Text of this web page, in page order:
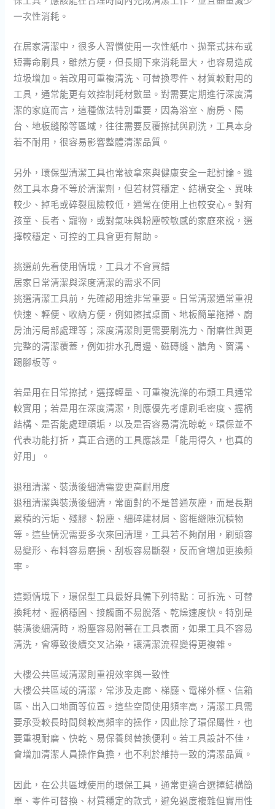
一次性消耗。
在居家清潔中，很多人習慣使用一次性紙巾、拋棄式抹布或
短壽命刷具，雖然方便，但長期下來消耗量大，也容易造成
垃圾增加。若改用可重複清洗、可替換零件、材質較耐用的
工具，通常能更有效控制耗材數量。對需要定期進行深度清
潔的家庭而言，這種做法特別重要，因為浴室、廚房、陽
台、地板縫隙等區域，往往需要反覆擦拭與刷洗，工具本身
若不耐用，很容易影響整體清潔品質。
另外，環保型清潔工具也常被拿來與健康安全一起討論。雖
然工具本身不等於清潔劑，但若材質穩定、結構安全、異味
較少、掉毛或碎裂風險較低，通常在使用上也較安心。對有
孩童、長者、寵物，或對氣味與粉塵較敏感的家庭來說，選
擇較穩定、可控的工具會更有幫助。
挑選前先看使用情境，工具才不會買錯
居家日常清潔與深度清潔的需求不同
挑選清潔工具前，先確認用途非常重要。日常清潔通常重視
快速、輕便、收納方便，例如擦拭桌面、地板簡單拖掃、廚
房油污局部處理等；深度清潔則更需要刷洗力、耐磨性與更
完整的清潔覆蓋，例如排水孔周邊、磁磚縫、牆角、窗溝、
踢腳板等。
若是用在日常擦拭，選擇輕量、可重複洗滌的布類工具通常
較實用；若是用在深度清潔，則應優先考慮刷毛密度、握柄
結構、是否能處理頑垢，以及是否容易清洗晾乾。環保並不
代表功能打折，真正合適的工具應該是「能用得久，也真的
好用」。
退租清潔、裝潢後細清需要更高耐用度
退租清潔與裝潢後細清，常面對的不是普通灰塵，而是長期
累積的污垢、殘膠、粉塵、細碎建材屑、窗框縫隙沉積物
等。這些情況需要多次來回清理，工具若不夠耐用，刷頭容
易變形、布料容易磨損、刮板容易斷裂，反而會增加更換頻
率。
這類情境下，環保型工具最好具備下列特點：可拆洗、可替
換耗材、握柄穩固、接觸面不易脫落、乾燥速度快。特別是
裝潢後細清時，粉塵容易附著在工具表面，如果工具不容易
清洗，會導致後續交叉沾染，讓清潔流程變得更複雜。
大樓公共區域清潔則重視效率與一致性
大樓公共區域的清潔，常涉及走廊、梯廳、電梯外框、信箱
區、出入口地面等位置。這些空間使用頻率高，清潔工具需
要承受較長時間與較高頻率的操作，因此除了環保屬性，也
要重視耐磨、快乾、易保養與替換便利。若工具設計不佳，
會增加清潔人員操作負擔，也不利於維持一致的清潔品質。
因此，在公共區域使用的環保工具，通常更適合選擇結構簡
單、零件可替換、材質穩定的款式，避免過度複雜但實用性